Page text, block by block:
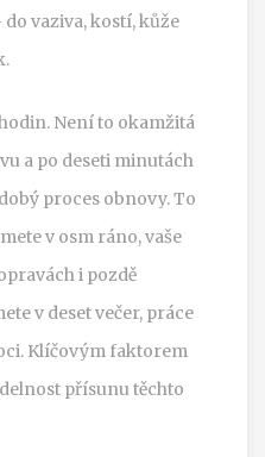
vaziva, kostí, kůže
Není to okamžitá
a po deseti minutách
proces obnovy. To
v osm ráno, vaše
i pozdě
v deset večer, práce
Klíčovým faktorem
přísunu těchto